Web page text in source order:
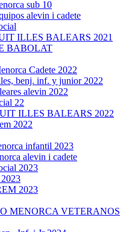
sub 10
alevin i cadete
ILLES BALEARS 2021
BABOLAT
Cadete 2022
benj. inf. y junior 2022
alevin 2022
22
ILLES BALEARS 2022
2022
infantil 2023
alevin i cadete
2023
2023
MENORCA VETERANOS